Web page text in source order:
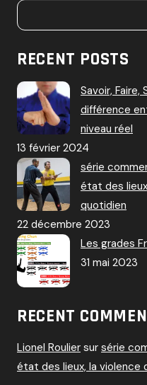
RECENT POSTS
Savoir, Faire,
différence
niveau réel
13 février 2024
série
état des
quotidien
22 décembre 2023
Les grades
31 mai 2023
RECENT
Lionel Roulier sur série
état des lieux, la violence